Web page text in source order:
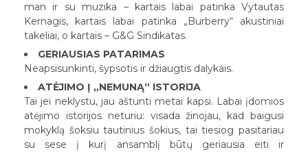
man ir su muzika – kartais labai patinka Vytautas
Kernagis, kartais labai patinka „Burberry“ akustiniai
takeliai, o kartais – G&G Sindikatas.
GERIAUSIAS PATARIMAS
Neapsisunkinti, šypsotis ir džiaugtis dalykais.
ATĖJIMO Į „NEMUNĄ“ ISTORIJA
Tai jei neklystu, jau aštunti metai kapsi. Labai įdomios
atėjimo istorijos neturiu: visada žinojau, kad baigusi
mokyklą šoksiu tautinius šokius, tai tiesiog pasitariau
su sese į kurį ansamblį būtų geriausia eiti ir